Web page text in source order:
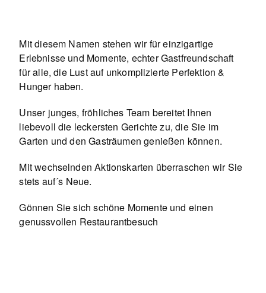
Mit diesem Namen stehen wir für einzigartige
Erlebnisse und Momente, echter Gastfreundschaft
für alle, die Lust auf unkomplizierte Perfektion &
Hunger haben.
Unser junges, fröhliches Team bereitet Ihnen
liebevoll die leckersten Gerichte zu, die Sie im
Garten und den Gasträumen genießen können.
Mit wechselnden Aktionskarten überraschen wir Sie
stets auf´s Neue.
Gönnen Sie sich schöne Momente und einen
genussvollen Restaurantbesuch